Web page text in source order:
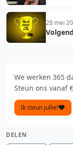
28 mei
We werken 365
Steun ons vanaf
Ik steun jullie!
DELEN